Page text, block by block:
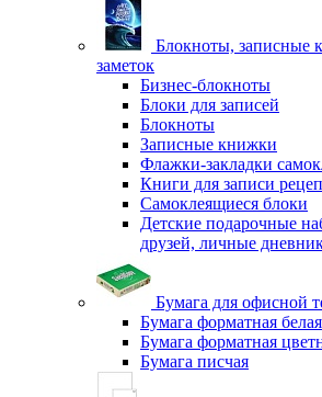
Блокноты, записные
заметок
Бизнес-блокноты
Блоки для записей
Блокноты
Записные книжки
Флажки-закладки
Книги для записи
Самоклеящиеся блоки
Детские подарочные
друзей, личные
Бумага для офисной
Бумага форматная белая
Бумага форматная
Бумага писчая